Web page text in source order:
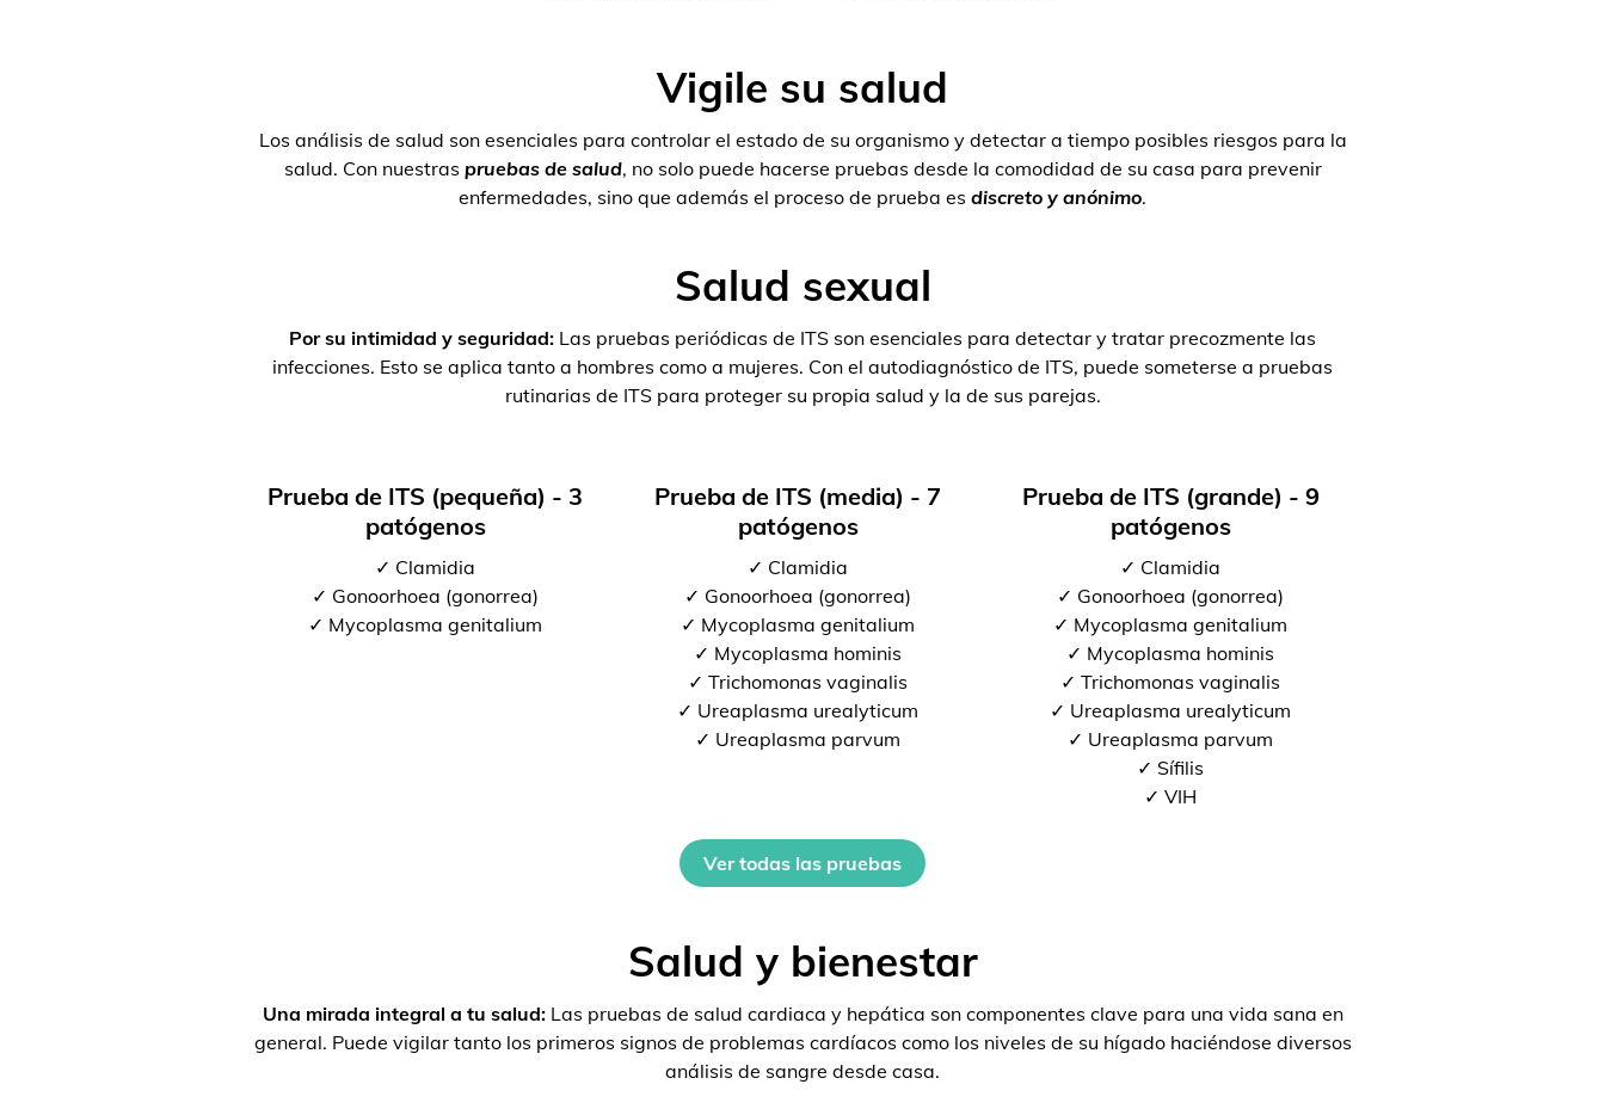
Vigile su salud
Los análisis de salud son esenciales para controlar el estado de su organismo y detectar a tiempo posibles riesgos para la
salud. Con nuestras pruebas de salud, no solo puede hacerse pruebas desde la comodidad de su casa para prevenir
enfermedades, sino que además el proceso de prueba es discreto y anónimo.
Salud sexual
Por su intimidad y seguridad: Las pruebas periódicas de ITS son esenciales para detectar y tratar precozmente las
infecciones. Esto se aplica tanto a hombres como a mujeres. Con el autodiagnóstico de ITS, puede someterse a pruebas
rutinarias de ITS para proteger su propia salud y la de sus parejas.
Prueba de ITS (pequeña) - 3
patógenos
✓ Clamidia
✓ Gonoorhoea (gonorrea)
✓ Mycoplasma genitalium
Prueba de ITS (media) - 7
patógenos
✓ Clamidia
✓ Gonoorhoea (gonorrea)
✓ Mycoplasma genitalium
✓ Mycoplasma hominis
✓ Trichomonas vaginalis
✓ Ureaplasma urealyticum
✓ Ureaplasma parvum
Prueba de ITS (grande) - 9
patógenos
✓ Clamidia
✓ Gonoorhoea (gonorrea)
✓ Mycoplasma genitalium
✓ Mycoplasma hominis
✓ Trichomonas vaginalis
✓ Ureaplasma urealyticum
✓ Ureaplasma parvum
✓ Sífilis
✓ VIH
Ver todas las pruebas
Salud y bienestar
Una mirada integral a tu salud:Las pruebas de salud cardiaca y hepática son componentes clave para una vida sana en
general. Puede vigilar tanto los primeros signos de problemas cardíacos como los niveles de su hígado haciéndose diversos
análisis de sangre desde casa.